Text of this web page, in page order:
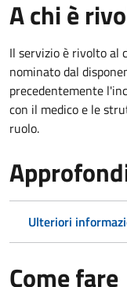
A chi è
Il servizio è rivolto al
nominato dal
precedentemente
con il medico e le
ruolo.
Ulteriori
Come fare